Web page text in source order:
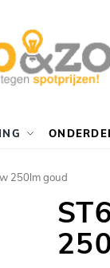
250lm goud